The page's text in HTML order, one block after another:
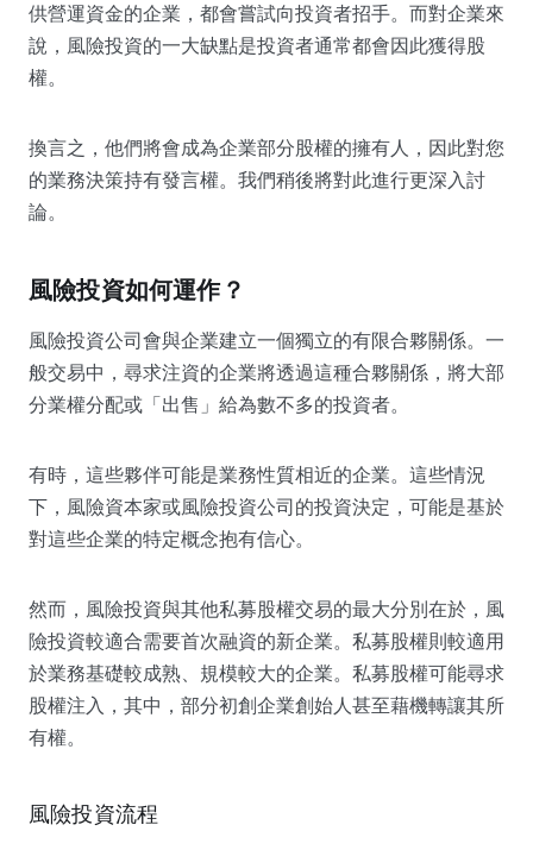
供營運資金的企業，都會嘗試向投資者招手。而對企業來
說，風險投資的一大缺點是投資者通常都會因此獲得股
權。
換言之，他們將會成為企業部分股權的擁有人，因此對您
的業務決策持有發言權。我們稍後將對此進行更深入討
論。
風險投資如何運作？
風險投資公司會與企業建立一個獨立的有限合夥關係。一
般交易中，尋求注資的企業將透過這種合夥關係，將大部
分業權分配或「出售」給為數不多的投資者。
有時，這些夥伴可能是業務性質相近的企業。這些情況
下，風險資本家或風險投資公司的投資決定，可能是基於
對這些企業的特定概念抱有信心。
然而，風險投資與其他私募股權交易的最大分別在於，風
險投資較適合需要首次融資的新企業。私募股權則較適用
於業務基礎較成熟、規模較大的企業。私募股權可能尋求
股權注入，其中，部分初創企業創始人甚至藉機轉讓其所
有權。
風險投資流程